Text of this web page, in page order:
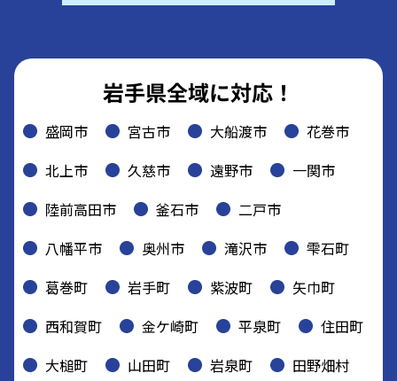
岩手県全域に対応！
盛岡市 宮古市 大船渡市
花巻市
北上市
久慈市 遠野市
一関市
陸前高田市
釜石市
二戸市
八幡平市
奥州市 滝沢市
雫石町
葛巻町
岩手町 紫波町
矢巾町
西和賀町
金ケ崎町 平泉町
住田町
大槌町
山田町 岩泉町
田野畑村